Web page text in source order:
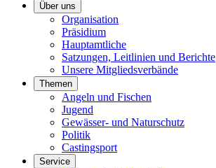
Über uns
Organisation
Präsidium
Hauptamtliche
Satzungen, Leitlinien und Berichte
Unsere Mitgliedsverbände
Themen
Angeln und Fischen
Jugend
Gewässer- und Naturschutz
Politik
Castingsport
Service